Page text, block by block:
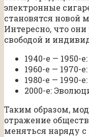
электронные
становятся новой
Интересно, что
свободой и
1940-е — 1950-
1960-е — 1970-
1980-е — 1990-
2000-е:
Таким образом,
отражение
меняться наряду